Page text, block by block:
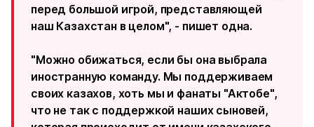
перед большой игрой, представляющей
наш Казахстан в целом", - пишет одна.
"Можно обижаться, если бы она выбрала
иностранную команду. Мы поддерживаем
своих казахов, хоть мы и фанаты "Актобе",
что не так с поддержкой наших сыновей,